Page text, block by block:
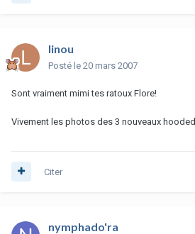
linou
Posté le 20 mars 2007
Sont vraiment mimi tes ratoux Flore!
Vivement les photos des 3 nouveaux hooded
Citer
nymphado'ra